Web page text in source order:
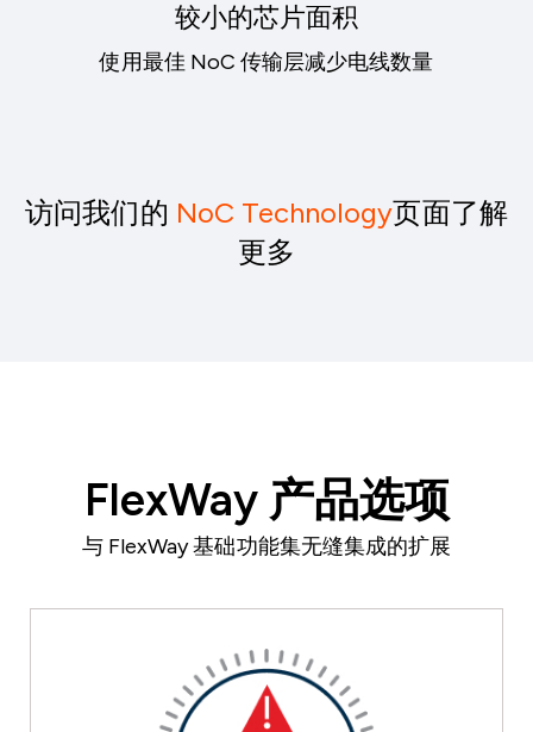
较小的芯片面积
使用最佳 NoC 传输层减少电线数量
访问我们的 NoC Technology页面了解
更多
FlexWay 产品选项
与 FlexWay 基础功能集无缝集成的扩展